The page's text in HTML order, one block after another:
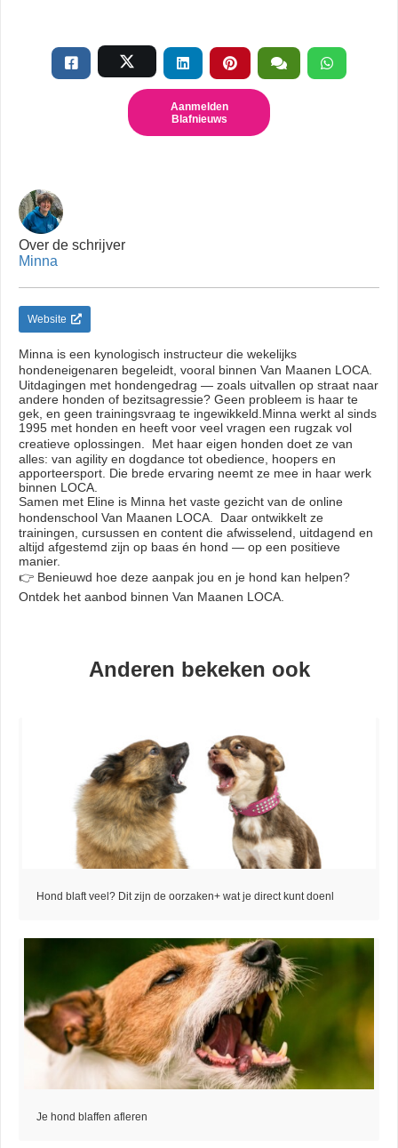
Aanmelden
Blafnieuws
Over de schrijver
Minna
Website
Minna is een kynologisch instructeur die wekelijks
hondeneigenaren begeleidt, vooral binnen Van Maanen LOCA.
Uitdagingen met hondengedrag — zoals uitvallen op straat naar
andere honden of bezitsagressie? Geen probleem is haar te
gek, en geen trainingsvraag te ingewikkeld.Minna werkt al sinds
1995 met honden en heeft voor veel vragen een rugzak vol
creatieve oplossingen. Met haar eigen honden doet ze van
alles: van agility en dogdance tot obedience, hoopers en
apporteersport. Die brede ervaring neemt ze mee in haar werk
binnen LOCA.
Samen met Eline is Minna het vaste gezicht van de online
hondenschool Van Maanen LOCA. Daar ontwikkelt ze
trainingen, cursussen en content die afwisselend, uitdagend en
altijd afgestemd zijn op baas én hond — op een positieve
manier.
👉 Benieuwd hoe deze aanpak jou en je hond kan helpen?
Ontdek het aanbod binnen Van Maanen LOCA.
Anderen bekeken ook
Hond blaft veel? Dit zijn de oorzaken+ wat je direct kunt doenl
Je hond blaffen afleren